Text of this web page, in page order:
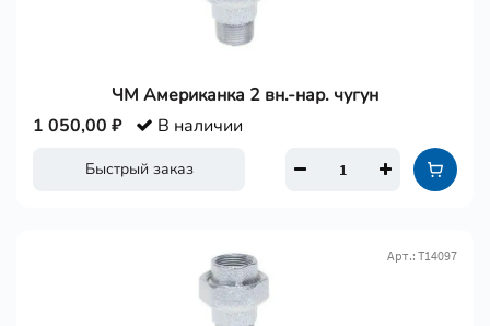
ЧМ Американка 2 вн.-нар. чугун
Быстрый заказ
1 050,00 ₽ В наличии
Арт.: Т14097